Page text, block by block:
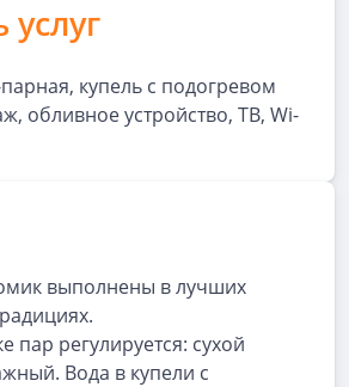
купель с подогревом
обливное устройство, ТВ, Wi-
выполнены в лучших
пар регулируется: сухой
Вода в купели с